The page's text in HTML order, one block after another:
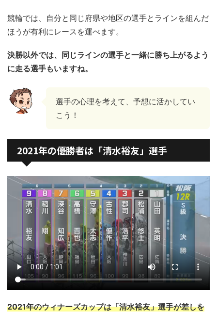
競輪では、自分と同じ府県や地区の選手とラインを組んだ
ほうが有利にレースを運べます。
決勝以外では、同じラインの選手と一緒に勝ち上がるよう
に走る選手もいますね。
選手の心理を考えて、予想に活かしてい
こう！
2021年の優勝者は「清水裕友」選手
2021年のウィナーズカップは「清水裕友」選手が差しを